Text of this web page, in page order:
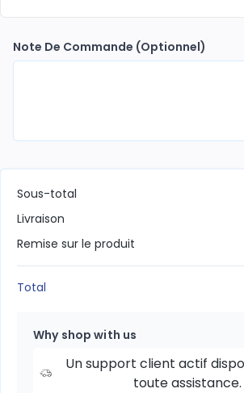
Note De Commande (Optionnel)
Sous-total
Livraison
Remise sur le produit
Total
Why shop with us
Un support client actif
toute assistance.